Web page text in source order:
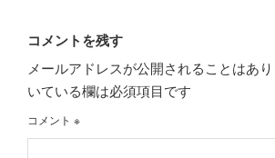
コメントを残す
メールアドレスが公開されることはあり
いている欄は必須項目です
コメント ※